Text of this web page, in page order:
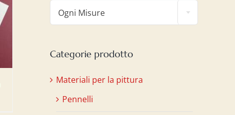
Ogni Misure
Categorie prodotto
Materiali per la pittura
Pennelli